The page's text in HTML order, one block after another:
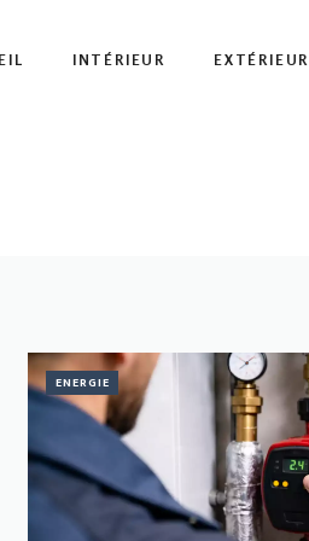
INTÉRIEUR EXTÉRIEUR
ENERGIE